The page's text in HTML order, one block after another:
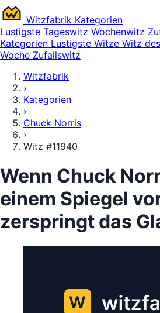
Witzfabrik Kategorien
Lustigste Tageswitz Wochenwitz
Kategorien Lustigste Witze Witz
Woche Zufallswitz
Witzfabrik
›
Kategorien
›
Chuck Norris
›
Witz #11940
Wenn Chuck
einem Spiegel
zerspringt das